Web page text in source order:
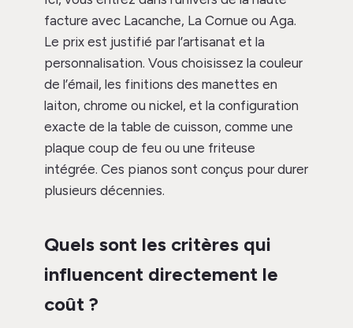
facture avec Lacanche, La Cornue ou Aga.
Le prix est justifié par l’artisanat et la
personnalisation. Vous choisissez la couleur
de l’émail, les finitions des manettes en
laiton, chrome ou nickel, et la configuration
exacte de la table de cuisson, comme une
plaque coup de feu ou une friteuse
intégrée. Ces pianos sont conçus pour durer
plusieurs décennies.
Quels sont les critères qui
influencent directement le
coût ?